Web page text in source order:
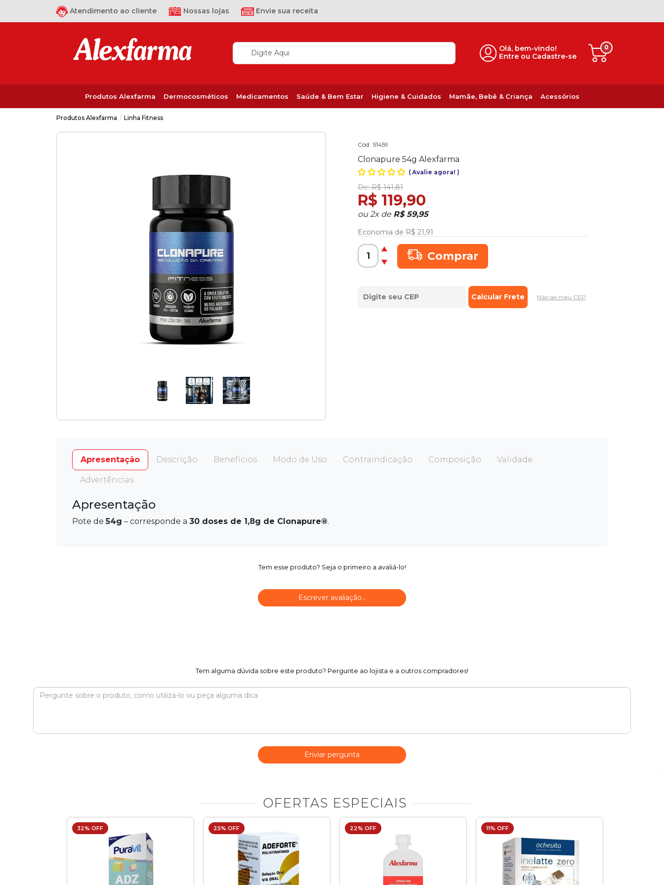
Atendimento ao cliente Nossas lojas Envie sua receita
Olá, bem-vindo!
Entre ou Cadastre-se
0
Produtos Alexfarma Dermocosméticos Medicamentos Saúde & Bem Estar Higiene & Cuidados Mamãe, Bebê & Criança Acessórios
Produtos Alexfarma Linha Fitness
Cód: 51459
Clonapure 54g Alexfarma
(Avalie agora! )
De:R$ 141,81
R$ 119,90
ou 2xde R$ 59,95
Economia de R$ 21,91
Comprar
Não sei meu CEP
Apresentação Descrição Benefícios Modo de Uso Contraindicação Composição Validade
Advertências
Apresentação
Pote de54g – corresponde a 30 doses de 1,8g de Clonapure®.
Tem esse produto? Seja o primeiro a avaliá-lo!
Escrever avaliação...
Tem alguma dúvida sobre este produto? Pergunte ao lojista e a outros compradores!
Enviar pergunta
OFERTAS ESPECIAIS
32% OFF 25% OFF 22% OFF 11% OFF